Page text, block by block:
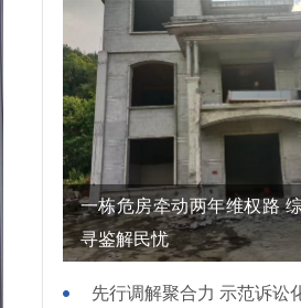
一栋危房牵动两年维权路
寻鉴解民忧
先行调解聚合力 示范诉讼